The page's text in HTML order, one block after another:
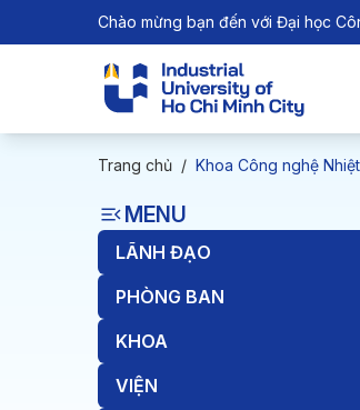
Chào mừng bạn đến với Đại học
Trang chủ / Khoa Công nghệ
MENU
LÃNH ĐẠO
PHÒNG BAN
KHOA
VIỆN